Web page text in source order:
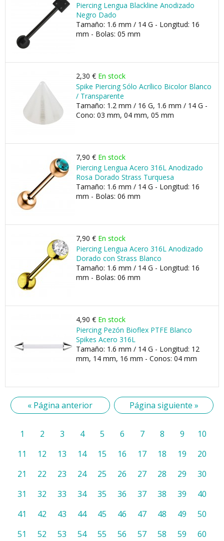
Piercing Lengua Blackline Anodizado
Negro Dado
Tamaño: 1.6 mm / 14 G - Longitud: 16
mm - Bolas: 05 mm
2,30 € En stock
Spike Piercing Sólo Acrílico Bicolor Blanco
/ Transparente
Tamaño: 1.2 mm / 16 G, 1.6 mm / 14 G -
Cono: 03 mm, 04 mm, 05 mm
7,90 € En stock
Piercing Lengua Acero 316L Anodizado
Rosa Dorado Strass Turquesa
Tamaño: 1.6 mm / 14 G - Longitud: 16
mm - Bolas: 06 mm
7,90 € En stock
Piercing Lengua Acero 316L Anodizado
Dorado con Strass Blanco
Tamaño: 1.6 mm / 14 G - Longitud: 16
mm - Bolas: 06 mm
4,90 € En stock
Piercing Pezón Bioflex PTFE Blanco
Spikes Acero 316L
Tamaño: 1.6 mm / 14 G - Longitud: 12
mm, 14 mm, 16 mm - Conos: 04 mm
« Página anterior Página siguiente »
1 2 3 4 5 6 7 8 9
10
11
12 13 14 15 16 17 18 19
20
21
22 23 24 25 26 27 28 29
30
31
32 33 34 35 36 37 38 39
40
41
42 43 44 45 46 47 48 49
50
51
52 53 54 55 56 57 58 59
60